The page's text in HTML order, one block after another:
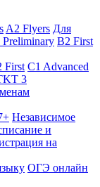
A2 Flyers Для
Preliminary B2 First
First C1 Advanced
3
Независимое
и
на
ОГЭ онлайн